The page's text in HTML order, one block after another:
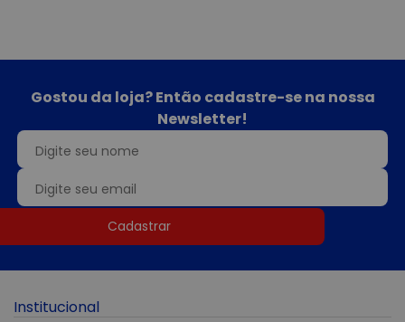
Gostou da loja? Então cadastre-se na nossa
Newsletter!
Cadastrar
Institucional